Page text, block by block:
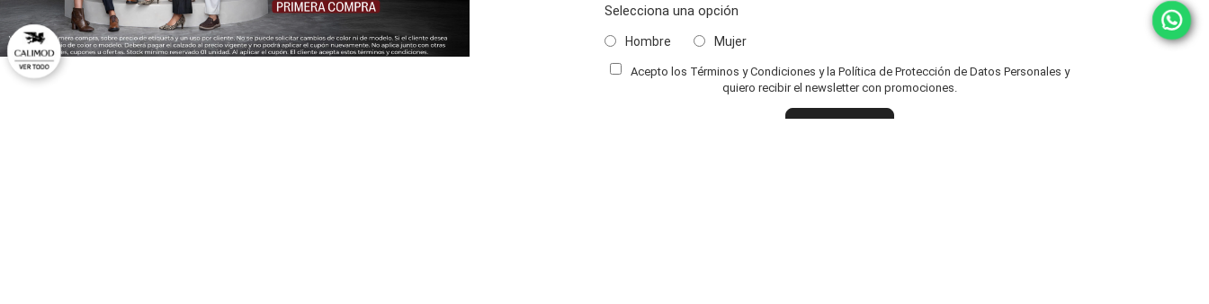
Selecciona una opción
Hombre Mujer
Acepto los Términos y Condiciones y la Política de Protección de Datos Personales y
quiero recibir el newsletter con promociones.